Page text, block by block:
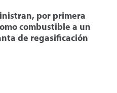
por primera
combustible a un
de regasificación